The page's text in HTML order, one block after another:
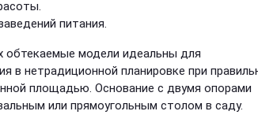
питания.
обтекаемые модели идеальны для
в нетрадиционной планировке при
площадью. Основание с двумя опорами
или прямоугольным столом в саду.